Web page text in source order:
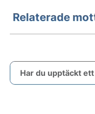
Relaterade
Har du upptäckt